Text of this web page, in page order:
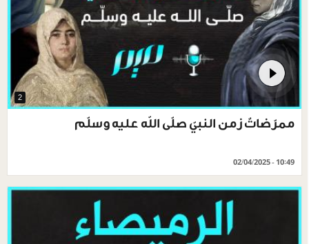
2
ممرّضاتٌ زمن النبيّ صلّى الله عليه وسلّم
02/04/2025 - 10:49